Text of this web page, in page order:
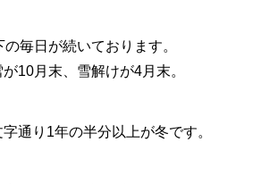
毎日が続いております。
10月末、雪解けが4月末。
通り1年の半分以上が冬です。